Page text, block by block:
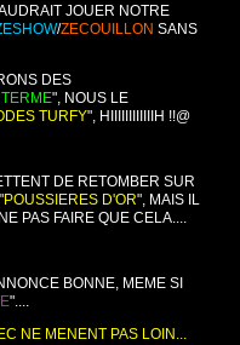
JOUER NOTRE
/ZECOUILLON SANS
DES
", NOUS LE
TURFY", HIIIIIIIIIIIIH !!@
DE RETOMBER SUR
POUSSIERES D'OR", MAIS IL
PAS FAIRE QUE CELA....
BONNE, MEME SI
"....
NE MENENT PAS LOIN...